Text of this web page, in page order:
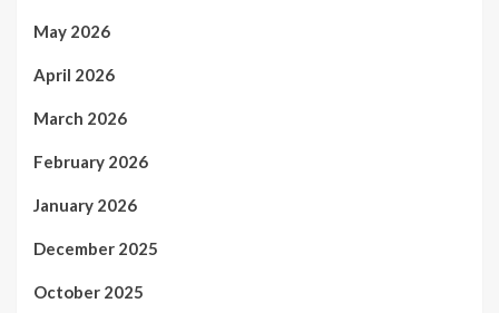
May 2026
April 2026
March 2026
February 2026
January 2026
December 2025
October 2025